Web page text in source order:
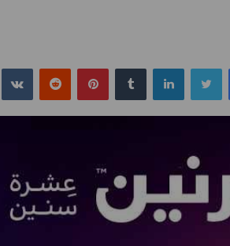
فيسبوك تويتر لينكدإن بينتيريست